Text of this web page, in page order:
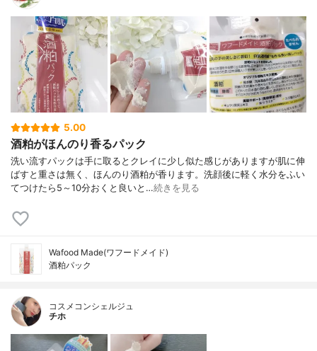
5.00
酒粕がほんのり香るパック
洗い流すパックは手に取るとクレイに少し似た感じがありますが肌に伸
ばすと重さは無く、ほんのり酒粕が香ります。洗顔後に軽く水分をふい
てつけたら5～10分おくと良いと…続きを見る
Wafood Made(ワフードメイド)
酒粕パック
コスメコンシェルジュ
チホ